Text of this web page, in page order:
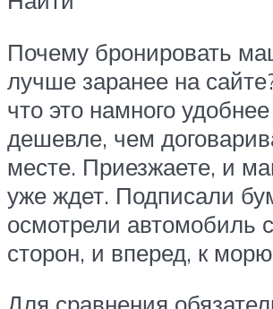
Почему бронировать
лучше заранее на
что это намного
дешевле, чем
месте. Приезжаете, и
уже ждет. Подписали
осмотрели автомобиль
сторон, и вперед, к